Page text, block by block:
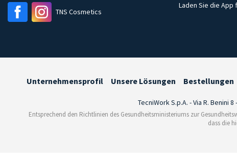
TNS Cosmetics
Laden Sie die App
Unternehmensprofil Unsere Lösungen Bestellungen
TecniWork S.p.A. - Via R. Benini 8
Entsprechend den Richtlinien des Gesundheitsministeriums zur
dass die